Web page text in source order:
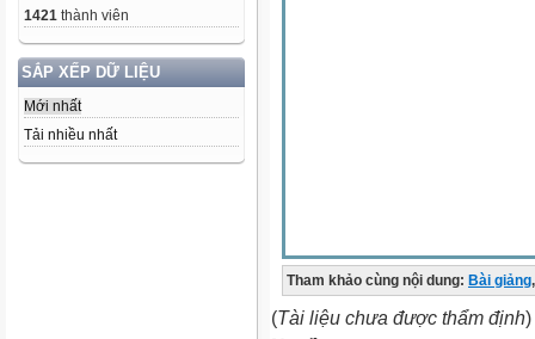
1421 thành viên
SẮP XẾP DỮ LIỆU
Mới nhất
Tải nhiều nhất
Tham khảo cùng nội dung: Bài giảng,
(Tài liệu chưa được thẩm định)